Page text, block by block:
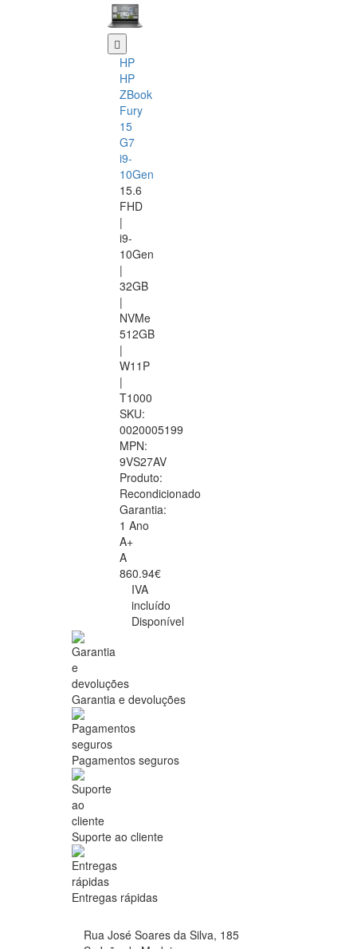
HP
HP
ZBook
Fury
15
G7
i9-
10Gen
15.6
FHD
|
i9-
10Gen
|
32GB
|
NVMe
512GB
|
W11P
|
T1000
SKU:
0020005199
MPN:
9VS27AV
Produto:
Recondicionado
Garantia:
1 Ano
A+
A
860.94€
IVA
incluído
Disponível
Garantia e devoluções
Pagamentos seguros
Suporte ao cliente
Entregas rápidas
Rua José Soares da Silva, 185